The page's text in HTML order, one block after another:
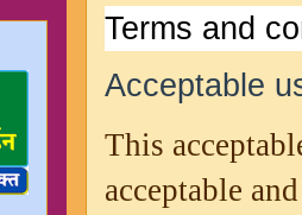
Terms and
Acceptable
This
acceptable